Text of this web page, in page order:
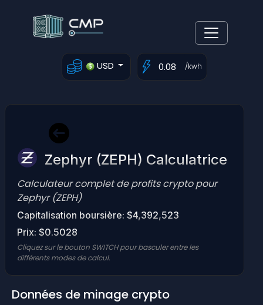
USD /kwh
Zephyr (ZEPH) Calculatrice
Calculateur complet de profits crypto pour
Zephyr (ZEPH)
Capitalisation boursière: $4,392,523
Prix: $0.5028
Cliquez sur le bouton SWITCH pour basculer entre les
différents modes de calcul.
Données de minage crypto